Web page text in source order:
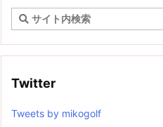
Twitter
Tweets by mikogolf